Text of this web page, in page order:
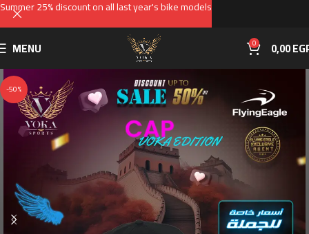
MENU 0 0,00
-50%
Summer 25% discount on all last year's bike models